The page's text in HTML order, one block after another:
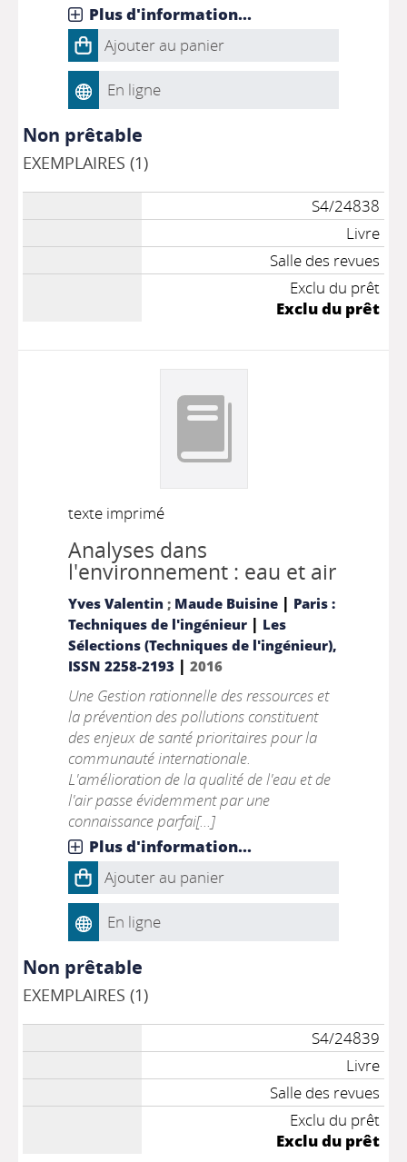
Plus d'information...
Ajouter au panier
En ligne
Non prêtable
EXEMPLAIRES (1)
S4/24838
Livre
Salle des revues
Exclu du prêt
Exclu du prêt
texte imprimé
Analyses dans
l'environnement : eau et air
Yves Valentin ; Maude Buisine | Paris :
Techniques de l'ingénieur| Les
Sélections (Techniques de l'ingénieur),
ISSN 2258-2193| 2016
Une Gestion rationnelle des ressources et
la prévention des pollutions constituent
des enjeux de santé prioritaires pour la
communauté internationale.
L'amélioration de la qualité de l'eau et de
l'air passe évidemment par une
connaissance parfai[...]
Plus d'information...
Ajouter au panier
En ligne
Non prêtable
EXEMPLAIRES (1)
S4/24839
Livre
Salle des revues
Exclu du prêt
Exclu du prêt